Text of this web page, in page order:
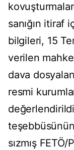
sanığın itiraf
bilgileri, 15
verilen
dava
resmi
sızmış